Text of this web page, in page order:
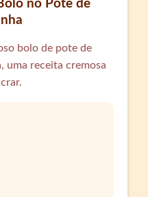
no Pote de
bolo de pote de
uma receita cremosa